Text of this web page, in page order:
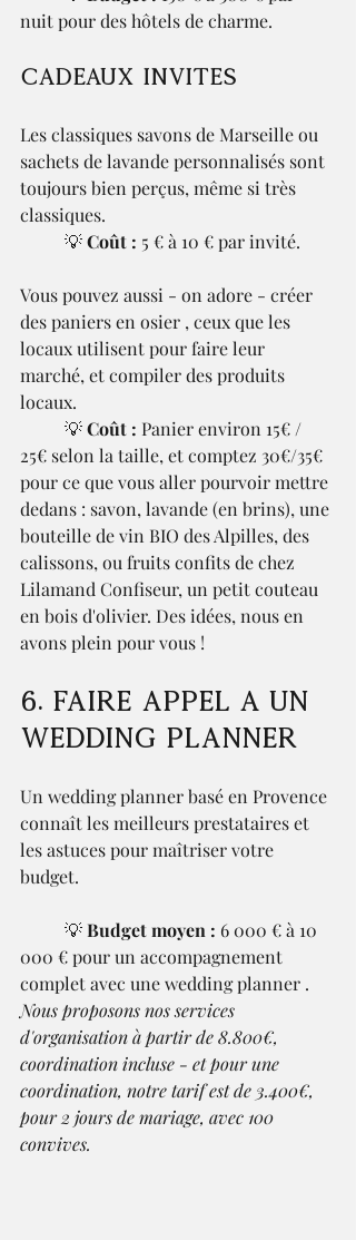
nuit pour des hôtels de charme.
Cadeaux invités
Les classiques savons de Marseille ou
sachets de lavande personnalisés sont
toujours bien perçus, même si très
classiques.
	💡
Coût : 5 € à 10 € par invité.
Vous pouvez aussi - on adore - créer
des paniers en osier , ceux que les
locaux utilisent pour faire leur
marché, et compiler des produits
locaux.
	💡
Coût : Panier environ 15€ /
25€ selon la taille, et comptez 30€/35€
pour ce que vous aller pourvoir mettre
dedans : savon, lavande (en brins), une
bouteille de vin BIO des Alpilles, des
calissons, ou fruits confits de chez
Lilamand Confiseur, un petit couteau
en bois d'olivier. Des idées, nous en
avons plein pour vous !
6. Faire appel À un
wedding planner
Un wedding planner basé en Provence
connaît les meilleurs prestataires et
les astuces pour maîtriser votre
budget.
	💡
Budget moyen : 6 000 € à 10
000 € pour un accompagnement
complet avec une wedding planner .
Nous proposons nos services
d'organisation à partir de 8.800€,
coordination incluse - et pour une
coordination, notre tarif est de 3.400€,
pour 2 jours de mariage, avec 100
convives.